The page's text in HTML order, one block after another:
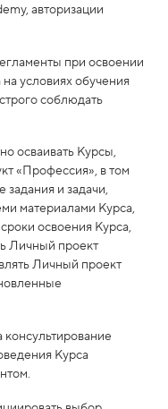
авторизации
при освоении
условиях обучения
соблюдать
осваивать Курсы,
«Профессия», в том
задания и задачи,
материалами Курса,
освоения Курса,
Личный проект
Личный проект
консультирование
Курса